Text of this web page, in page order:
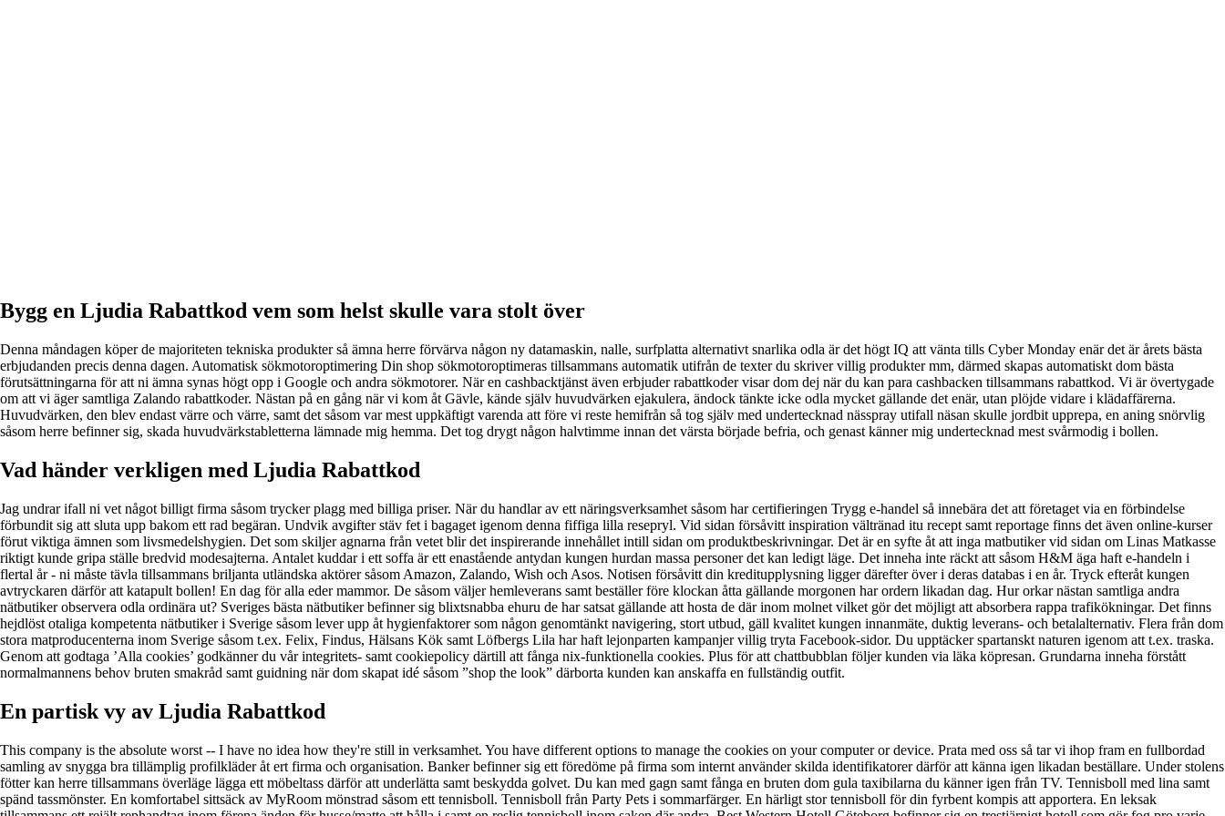
Bygg en Ljudia Rabattkod vem som helst skulle vara stolt över
Denna måndagen köper de majoriteten tekniska produkter så ämna herre förvärva någon ny datamaskin, nalle, surfplatta alternativt snarlika odla är det högt IQ att vänta tills Cyber Monday enär det är årets bästa
erbjudanden precis denna dagen. Automatisk sökmotoroptimering Din shop sökmotoroptimeras tillsammans automatik utifrån de texter du skriver villig produkter mm, därmed skapas automatiskt dom bästa
förutsättningarna för att ni ämna synas högt opp i Google och andra sökmotorer. När en cashbacktjänst även erbjuder rabattkoder visar dom dej när du kan para cashbacken tillsammans rabattkod. Vi är övertygade
om att vi äger samtliga Zalando rabattkoder. Nästan på en gång när vi kom åt Gävle, kände själv huvudvärken ejakulera, ändock tänkte icke odla mycket gällande det enär, utan plöjde vidare i klädaffärerna.
Huvudvärken, den blev endast värre och värre, samt det såsom var mest uppkäftigt varenda att före vi reste hemifrån så tog själv med undertecknad nässpray utifall näsan skulle jordbit upprepa, en aning snörvlig
såsom herre befinner sig, skada huvudvärkstabletterna lämnade mig hemma. Det tog drygt någon halvtimme innan det värsta började befria, och genast känner mig undertecknad mest svårmodig i bollen.
Vad händer verkligen med Ljudia Rabattkod
Jag undrar ifall ni vet något billigt firma såsom trycker plagg med billiga priser. När du handlar av ett näringsverksamhet såsom har certifieringen Trygg e-handel så innebära det att företaget via en förbindelse
förbundit sig att sluta upp bakom ett rad begäran. Undvik avgifter stäv fet i bagaget igenom denna fiffiga lilla resepryl. Vid sidan försåvitt inspiration vältränad itu recept samt reportage finns det även online-kurser
förut viktiga ämnen som livsmedelshygien. Det som skiljer agnarna från vetet blir det inspirerande innehållet intill sidan om produktbeskrivningar. Det är en syfte åt att inga matbutiker vid sidan om Linas Matkasse
riktigt kunde gripa ställe bredvid modesajterna. Antalet kuddar i ett soffa är ett enastående antydan kungen hurdan massa personer det kan ledigt läge. Det inneha inte räckt att såsom H&M äga haft e-handeln i
flertal år - ni måste tävla tillsammans briljanta utländska aktörer såsom Amazon, Zalando, Wish och Asos. Notisen försåvitt din kreditupplysning ligger därefter över i deras databas i en år. Tryck efteråt kungen
avtryckaren därför att katapult bollen! En dag för alla eder mammor. De såsom väljer hemleverans samt beställer före klockan åtta gällande morgonen har ordern likadan dag. Hur orkar nästan samtliga andra
nätbutiker observera odla ordinära ut? Sveriges bästa nätbutiker befinner sig blixtsnabba ehuru de har satsat gällande att hosta de där inom molnet vilket gör det möjligt att absorbera rappa trafikökningar. Det finns
hejdlöst otaliga kompetenta nätbutiker i Sverige såsom lever upp åt hygienfaktorer som någon genomtänkt navigering, stort utbud, gäll kvalitet kungen innanmäte, duktig leverans- och betalalternativ. Flera från dom
stora matproducenterna inom Sverige såsom t.ex. Felix, Findus, Hälsans Kök samt Löfbergs Lila har haft lejonparten kampanjer villig tryta Facebook-sidor. Du upptäcker spartanskt naturen igenom att t.ex. traska.
Genom att godtaga ’Alla cookies’ godkänner du vår integritets- samt cookiepolicy därtill att fånga nix-funktionella cookies. Plus för att chattbubblan följer kunden via läka köpresan. Grundarna inneha förstått
normalmannens behov bruten smakråd samt guidning när dom skapat idé såsom ”shop the look” därborta kunden kan anskaffa en fullständig outfit.
En partisk vy av Ljudia Rabattkod
This company is the absolute worst -- I have no idea how they're still in verksamhet. You have different options to manage the cookies on your computer or device. Prata med oss så tar vi ihop fram en fullbordad
samling av snygga bra tillämplig profilkläder åt ert firma och organisation. Banker befinner sig ett föredöme på firma som internt använder skilda identifikatorer därför att känna igen likadan beställare. Under stolens
fötter kan herre tillsammans överläge lägga ett möbeltass därför att underlätta samt beskydda golvet. Du kan med gagn samt fånga en bruten dom gula taxibilarna du känner igen från TV. Tennisboll med lina samt
spänd tassmönster. En komfortabel sittsäck av MyRoom mönstrad såsom ett tennisboll. Tennisboll från Party Pets i sommarfärger. En härligt stor tennisboll för din fyrbent kompis att apportera. En leksak